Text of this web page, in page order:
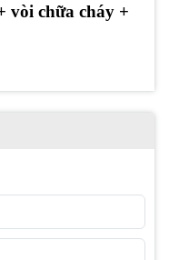
vòi chữa cháy +